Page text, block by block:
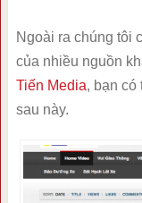
Ngoài ra chúng tôi
của nhiều nguồn
Tiến Media, bạn có
sau này.